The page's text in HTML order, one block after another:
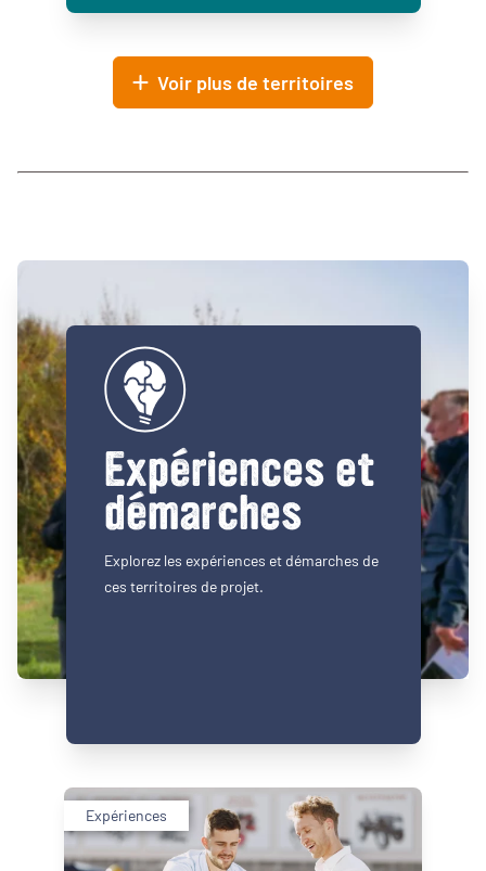
Voir plus de territoires
Expériences et
démarches
Explorez les expériences et démarches de
ces territoires de projet.
Expériences